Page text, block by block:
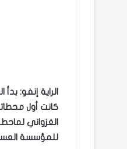
الراية إنفو:
كانت أول
الغزواني
للمؤسسة